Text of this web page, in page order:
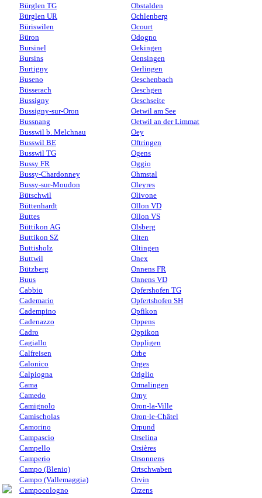
Bürglen TG
Bürglen UR
Büriswilen
Büron
Bursinel
Bursins
Burtigny
Buseno
Büsserach
Bussigny
Bussigny-sur-Oron
Bussnang
Busswil b. Melchnau
Busswil BE
Busswil TG
Bussy FR
Bussy-Chardonney
Bussy-sur-Moudon
Bütschwil
Büttenhardt
Buttes
Büttikon AG
Buttikon SZ
Buttisholz
Buttwil
Bützberg
Buus
Cabbio
Cademario
Cadempino
Cadenazzo
Cadro
Cagiallo
Calfreisen
Calonico
Calpiogna
Cama
Camedo
Camignolo
Camischolas
Camorino
Campascio
Campello
Camperio
Campo (Blenio)
Campo (Vallemaggia)
Campocologno
Obstalden
Ochlenberg
Ocourt
Odogno
Oekingen
Oensingen
Oerlingen
Oeschenbach
Oeschgen
Oeschseite
Oetwil am See
Oetwil an der Limmat
Oey
Oftringen
Ogens
Oggio
Ohmstal
Oleyres
Olivone
Ollon VD
Ollon VS
Olsberg
Olten
Oltingen
Onex
Onnens FR
Onnens VD
Opfershofen TG
Opfertshofen SH
Opfikon
Oppens
Oppikon
Oppligen
Orbe
Orges
Origlio
Ormalingen
Orny
Oron-la-Ville
Oron-le-Châtel
Orpund
Orselina
Orsières
Orsonnens
Ortschwaben
Orvin
Orzens